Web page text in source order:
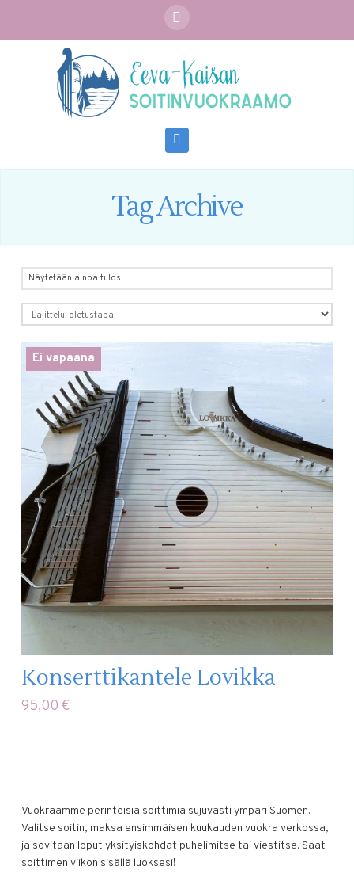
Tag Archive
Näytetään ainoa tulos
Ei vapaana
Konserttikantele Lovikka
95,00 €
Vuokraamme perinteisiä soittimia sujuvasti ympäri Suomen.
Valitse soitin, maksa ensimmäisen kuukauden vuokra verkossa,
ja sovitaan loput yksityiskohdat puhelimitse tai viestitse. Saat
soittimen viikon sisällä luoksesi!